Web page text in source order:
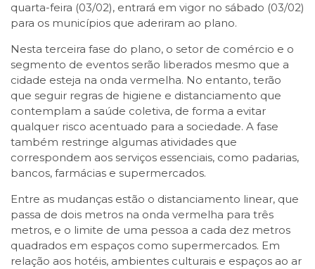
quarta-feira (03/02), entrará em vigor no sábado (03/02)
para os municípios que aderiram ao plano.
Nesta terceira fase do plano, o setor de comércio e o
segmento de eventos serão liberados mesmo que a
cidade esteja na onda vermelha. No entanto, terão
que seguir regras de higiene e distanciamento que
contemplam a saúde coletiva, de forma a evitar
qualquer risco acentuado para a sociedade. A fase
também restringe algumas atividades que
correspondem aos serviços essenciais, como padarias,
bancos, farmácias e supermercados.
Entre as mudanças estão o distanciamento linear, que
passa de dois metros na onda vermelha para três
metros, e o limite de uma pessoa a cada dez metros
quadrados em espaços como supermercados. Em
relação aos hotéis, ambientes culturais e espaços ao ar